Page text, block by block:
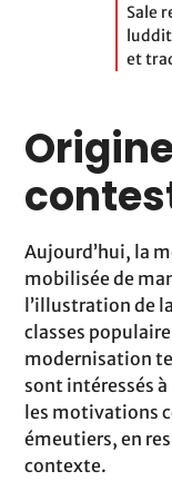
Sale
et
Aujourd’hui, la
mobilisée de
l’illustration de
classes
modernisation
sont intéressés
les motivations
émeutiers, en
contexte.